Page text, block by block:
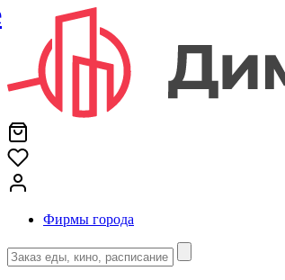
Фирмы города